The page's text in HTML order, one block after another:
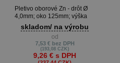
Pletivo oborové Zn - drôt Ø
4,0mm; oko 125mm; výška
200cm
skladom/ na výrobu
od
7,53 € bez DPH
(193,08 CZK)
9,26 € s DPH